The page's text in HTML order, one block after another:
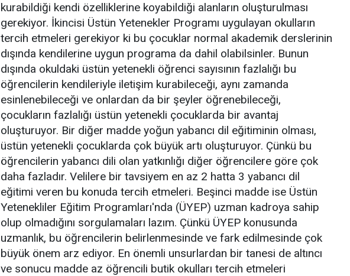
kurabildiği kendi özelliklerine koyabildiği alanların oluşturulması
gerekiyor. İkincisi Üstün Yetenekler Programı uygulayan okulların
tercih etmeleri gerekiyor ki bu çocuklar normal akademik derslerinin
dışında kendilerine uygun programa da dahil olabilsinler. Bunun
dışında okuldaki üstün yetenekli öğrenci sayısının fazlalığı bu
öğrencilerin kendileriyle iletişim kurabileceği, aynı zamanda
esinlenebileceği ve onlardan da bir şeyler öğrenebileceği,
çocukların fazlalığı üstün yetenekli çocuklarda bir avantaj
oluşturuyor. Bir diğer madde yoğun yabancı dil eğitiminin olması,
üstün yetenekli çocuklarda çok büyük artı oluşturuyor. Çünkü bu
öğrencilerin yabancı dili olan yatkınlığı diğer öğrencilere göre çok
daha fazladır. Velilere bir tavsiyem en az 2 hatta 3 yabancı dil
eğitimi veren bu konuda tercih etmeleri. Beşinci madde ise Üstün
Yetenekliler Eğitim Programları'nda (ÜYEP) uzman kadroya sahip
olup olmadığını sorgulamaları lazım. Çünkü ÜYEP konusunda
uzmanlık, bu öğrencilerin belirlenmesinde ve fark edilmesinde çok
büyük önem arz ediyor. En önemli unsurlardan bir tanesi de altıncı
ve sonucu madde az öğrencili butik okulları tercih etmeleri